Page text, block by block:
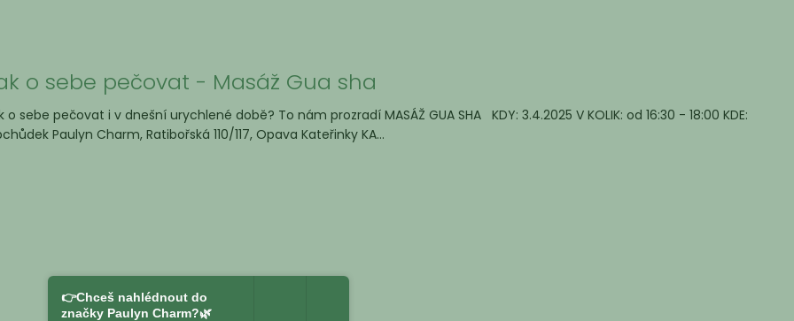
o sebe pečovat - Masáž Gua sha
o sebe pečovat i v dnešní urychlené době? To nám prozradí MASÁŽ GUA SHA KDY: 3.4.2025 V KOLIK: od 16:30 - 18:00 KDE:
Paulyn Charm, Ratibořská 110/117, Opava Kateřinky KA...
👉Chceš nahlédnout do
značky Paulyn Charm?🌿